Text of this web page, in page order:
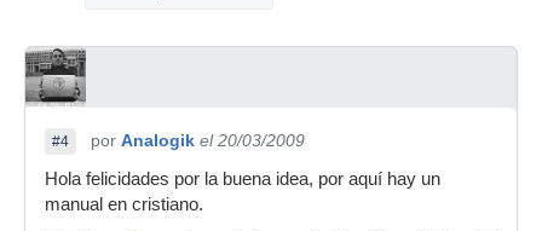
#4 por Analogik el 20/03/2009
Hola felicidades por la buena idea, por aquí hay un
manual en cristiano.